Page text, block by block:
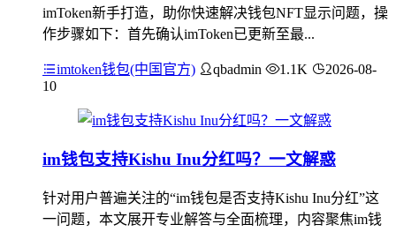
imToken新手打造，助你快速解决钱包NFT显示问题，操
作步骤如下：首先确认imToken已更新至最...
imtoken钱包(中国官方) qbadmin 1.1K
2026-08-
10
im钱包支持Kishu Inu分红吗？一文解惑
针对用户普遍关注的“im钱包是否支持Kishu Inu分红”这
一问题，本文展开专业解答与全面梳理，内容聚焦im钱